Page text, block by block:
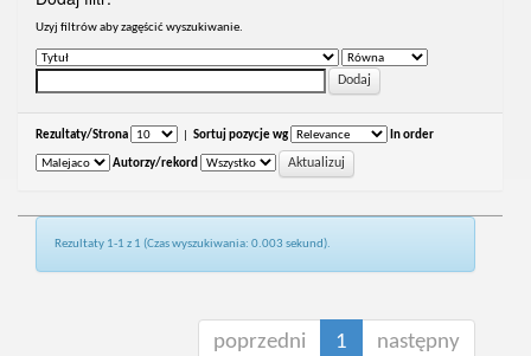
Uzyj filtrów aby zagęścić wyszukiwanie.
Rezultaty/Strona Sortuj pozycje wg In order
Autorzy/rekord
Rezultaty 1-1 z 1 (Czas wyszukiwania: 0.003 sekund).
poprzedni 1 następny